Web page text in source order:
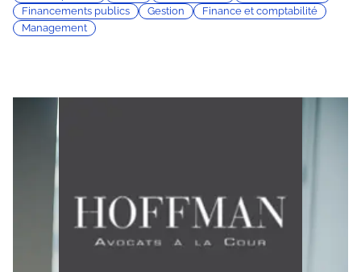
Financements publics
Gestion
Finance et comptabilité
Management